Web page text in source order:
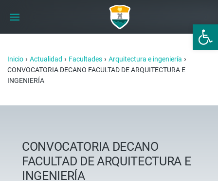
Abrir
Inicio › Actualidad › Facultades › Arquitectura e ingeniería ›
CONVOCATORIA DECANO FACULTAD DE ARQUITECTURA E
INGENIERÍA
CONVOCATORIA DECANO
FACULTAD DE ARQUITECTURA E
INGENIERÍA